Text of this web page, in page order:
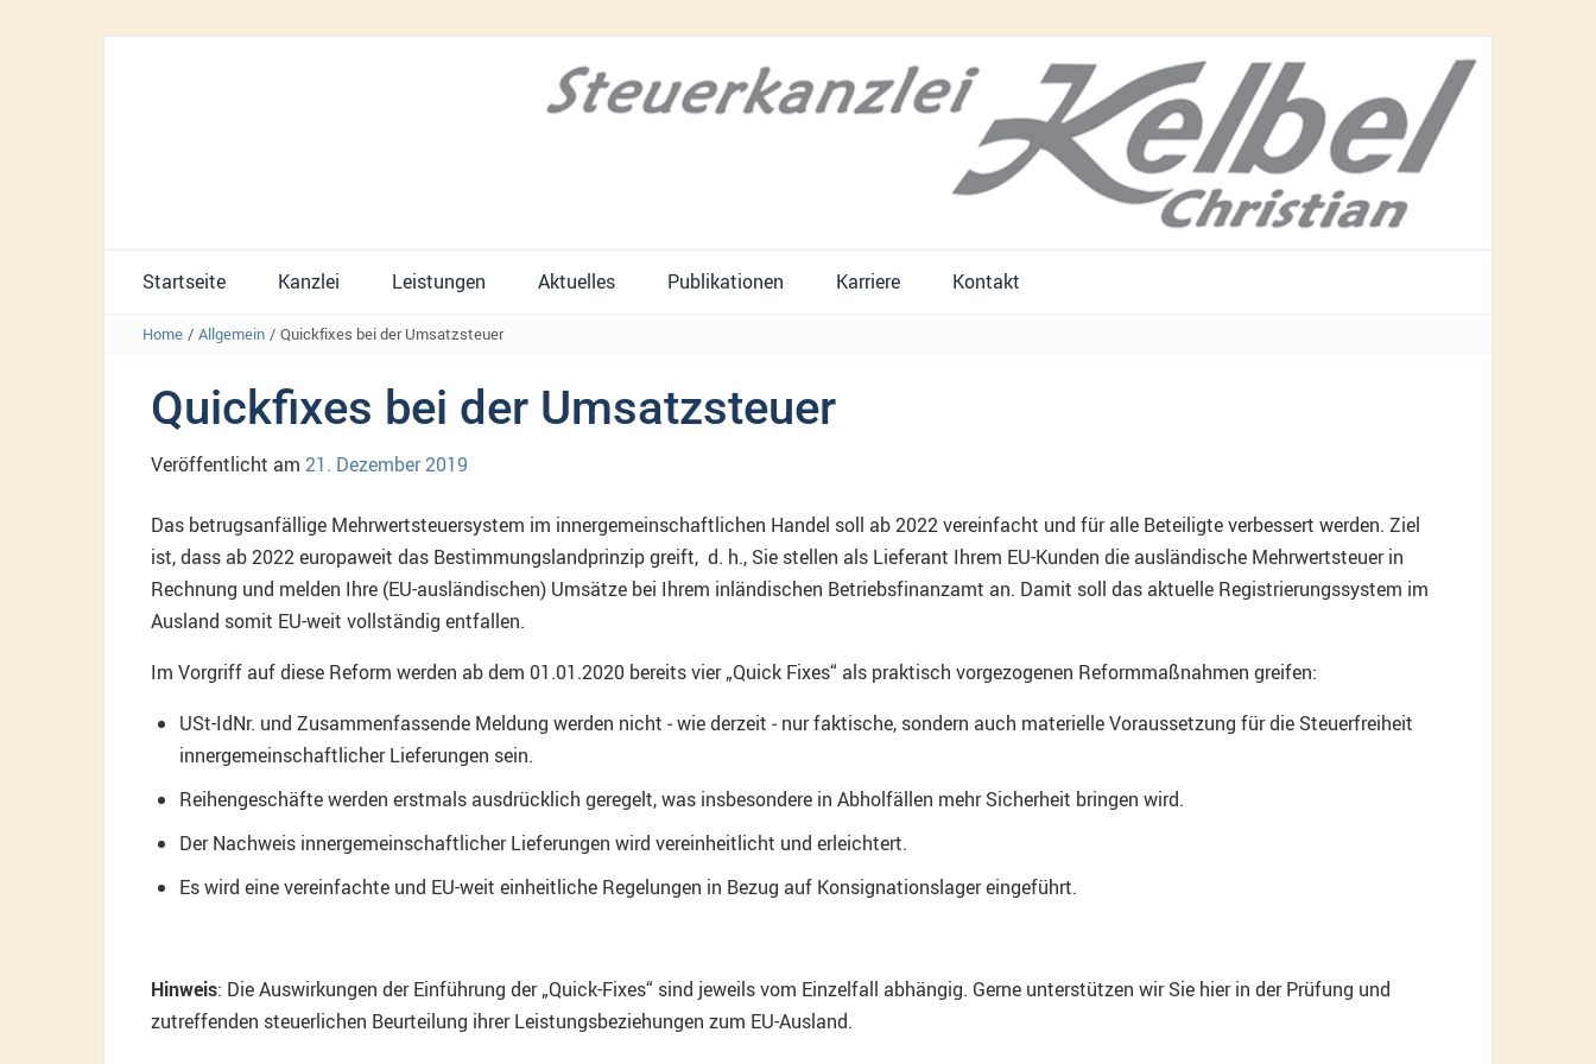
Startseite Kanzlei Leistungen Aktuelles Publikationen Karriere Kontakt
Home / Allgemein / Quickfixes bei der Umsatzsteuer
Quickfixes bei der Umsatzsteuer
Veröffentlicht am 21. Dezember 2019
Das betrugsanfällige Mehrwertsteuersystem im innergemeinschaftlichen Handel soll ab 2022 vereinfacht und für alle Beteiligte verbessert werden. Ziel
ist, dass ab 2022 europaweit das Bestimmungslandprinzip greift, d. h., Sie stellen als Lieferant Ihrem EU-Kunden die ausländische Mehrwertsteuer in
Rechnung und melden Ihre (EU-ausländischen) Umsätze bei Ihrem inländischen Betriebsfinanzamt an. Damit soll das aktuelle Registrierungssystem im
Ausland somit EU-weit vollständig entfallen.
Im Vorgriff auf diese Reform werden ab dem 01.01.2020 bereits vier „Quick Fixes“ als praktisch vorgezogenen Reformmaßnahmen greifen:
USt-IdNr. und Zusammenfassende Meldung werden nicht ‒ wie derzeit ‒ nur faktische, sondern auch materielle Voraussetzung für die Steuerfreiheit
innergemeinschaftlicher Lieferungen sein.
Reihengeschäfte werden erstmals ausdrücklich geregelt, was insbesondere in Abholfällen mehr Sicherheit bringen wird.
Der Nachweis innergemeinschaftlicher Lieferungen wird vereinheitlicht und erleichtert.
Es wird eine vereinfachte und EU-weit einheitliche Regelungen in Bezug auf Konsignationslager eingeführt.
Hinweis: Die Auswirkungen der Einführung der „Quick-Fixes“ sind jeweils vom Einzelfall abhängig. Gerne unterstützen wir Sie hier in der Prüfung und
zutreffenden steuerlichen Beurteilung ihrer Leistungsbeziehungen zum EU-Ausland.